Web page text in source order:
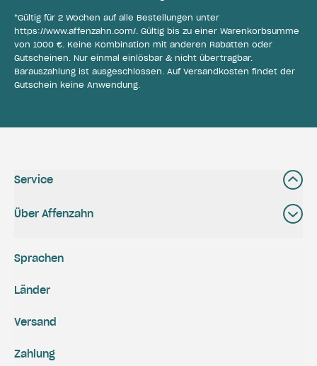
*Gültig für 2 Wochen auf alle Bestellungen unter
https://www.affenzahn.com/. Gültig bis zu einer Warenkorbsumme
von 1000 €. Keine Kombination mit anderen Rabatten oder
Gutscheinen. Nur einmal einlösbar & nicht übertragbar.
Barauszahlung ist ausgeschlossen. Auf Versandkosten findet der
Gutschein keine Anwendung.
Service
Über Affenzahn
Versand
Zahlung
Sprachen
Länder